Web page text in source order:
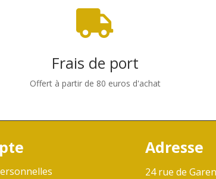

Frais de port
Offert à partir de 80 euros d'achat
Adresse
24 rue de